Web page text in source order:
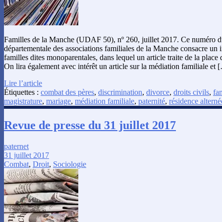
Familles de la Manche (UDAF 50), nº 260, juillet 2017. Ce numéro
départementale des associations familiales de la Manche consacre un
familles dites monoparentales, dans lequel un article traite de la place
On lira également avec intérêt un article sur la médiation familiale et
Lire l’article
Étiquettes : combat des pères, discrimination, divorce, droits civils,
magistrature, mariage, médiation familiale, paternité, résidence
Revue de presse du 31 juillet 2017
paternet
31 juillet 2017
Combat, Droit, Sociologie